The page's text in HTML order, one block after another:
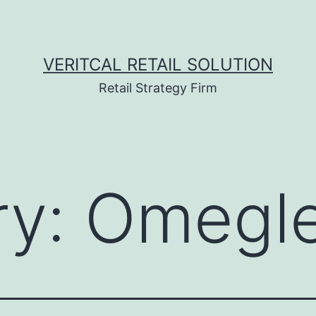
VERITCAL RETAIL SOLUTION
Retail Strategy Firm